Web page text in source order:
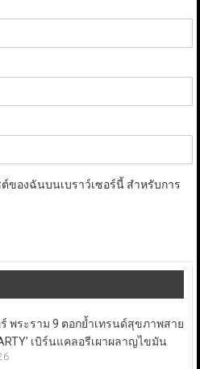
ของฉันบนเบราว์เซอร์นี้ สำหรับการ
พระราม 9 ตอกย้ำเทรนด์สุขภาพสาย
เบิร์นแคลอรีเผาผลาญไขมัน